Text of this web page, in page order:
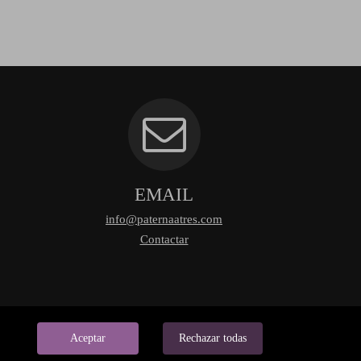
Aceptar Rechazar todas
EMAIL
info@paternaatres.com
Contactar